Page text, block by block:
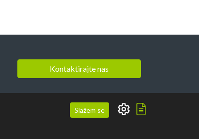
Kontaktirajte nas
Slažem se